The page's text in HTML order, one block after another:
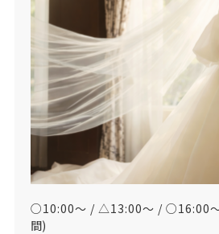
○10:00～ / △13:00～ / ○16:00
間)